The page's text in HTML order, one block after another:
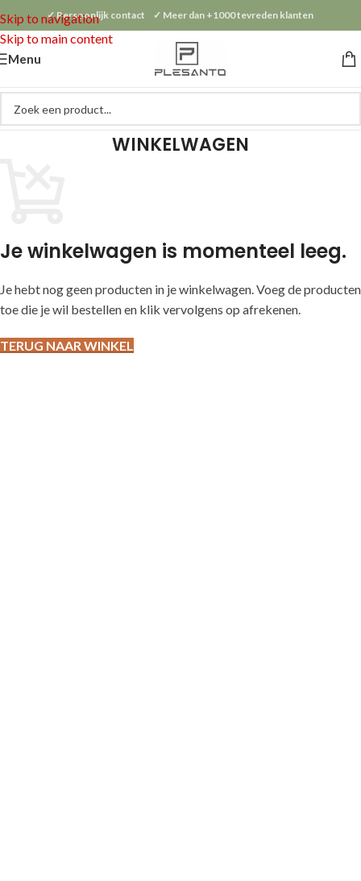
Skip to navigation
Skip to main content
✓ Persoonlijk contact ✓ Meer dan +1000 tevreden klanten
Menu
WINKELWAGEN
Je winkelwagen is momenteel leeg.
Je hebt nog geen producten in je winkelwagen. Voeg de producten
toe die je wil bestellen en klik vervolgens op afrekenen.
TERUG NAAR WINKEL